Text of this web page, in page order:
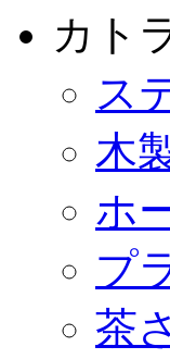
カト
ス
木
ホ
プ
茶